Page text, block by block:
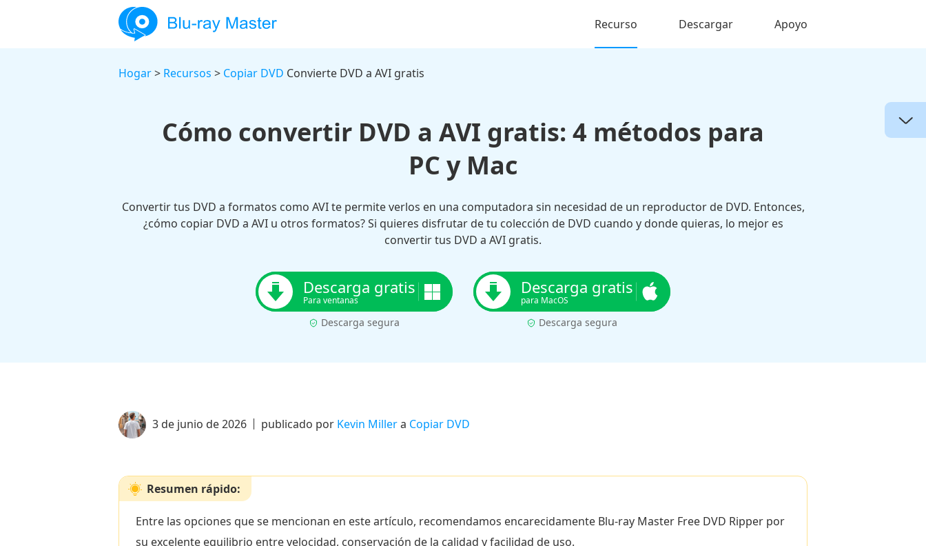
Recurso Descargar Apoyo
Hogar> Recursos > Copiar DVD Convierte DVD a AVI gratis
Cómo convertir DVD a AVI gratis: 4 métodos para
PC y Mac
Convertir tus DVD a formatos como AVI te permite verlos en una computadora sin necesidad de un reproductor de DVD. Entonces,
¿cómo copiar DVD a AVI u otros formatos? Si quieres disfrutar de tu colección de DVD cuando y donde quieras, lo mejor es
convertir tus DVD a AVI gratis.
Descarga gratis
Para ventanas
Descarga segura
Descarga gratis
para MacOS
Descarga segura
3 de junio de 2026 publicado por Kevin Millera Copiar DVD
Resumen rápido:
Entre las opciones que se mencionan en este artículo, recomendamos encarecidamente Blu-ray Master Free DVD Ripper por
su excelente equilibrio entre velocidad, conservación de la calidad y facilidad de uso.